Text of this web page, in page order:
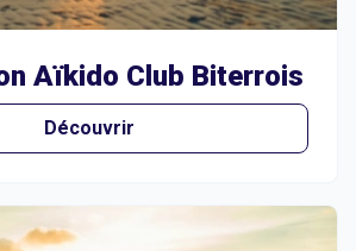
Aïkido Club Biterrois
Découvrir